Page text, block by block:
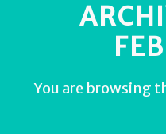
You are browsing